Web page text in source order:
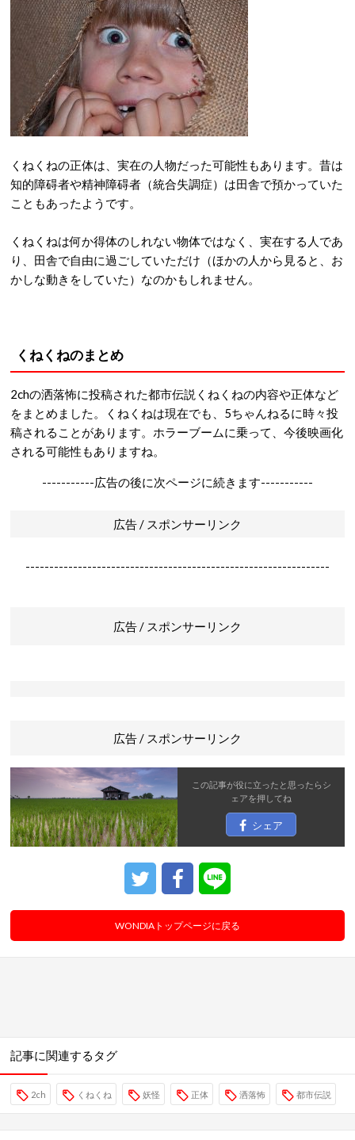
くねくねの正体は、実在の人物だった可能性もあります。昔は
知的障碍者や精神障碍者（統合失調症）は田舎で預かっていた
こともあったようです。
くねくねは何か得体のしれない物体ではなく、実在する人であ
り、田舎で自由に過ごしていただけ（ほかの人から見ると、お
かしな動きをしていた）なのかもしれません。
くねくねのまとめ
2chの洒落怖に投稿された都市伝説くねくねの内容や正体など
をまとめました。くねくねは現在でも、5ちゃんねるに時々投
稿されることがあります。ホラーブームに乗って、今後映画化
される可能性もありますね。
-----------広告の後に次ページに続きます-----------
広告 / スポンサーリンク
----------------------------------------------------------------
広告 / スポンサーリンク
広告 / スポンサーリンク
この記事が役に立ったと思ったらシ
ェアを押してね
シェア
WONDIAトップページに戻る
記事に関連するタグ
2ch くねくね 妖怪 正体 洒落怖 都市伝説